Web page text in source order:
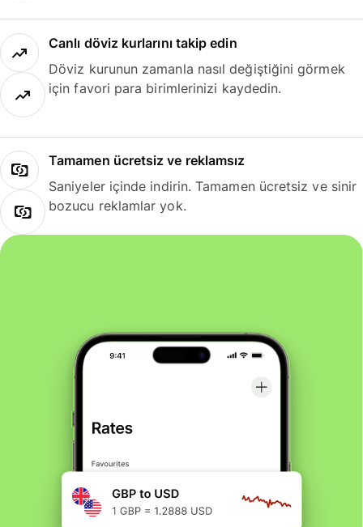
Canlı döviz kurlarını takip edin
Döviz kurunun zamanla nasıl değiştiğini görmek
için favori para birimlerinizi kaydedin.
Tamamen ücretsiz ve reklamsız
Saniyeler içinde indirin. Tamamen ücretsiz ve sinir
bozucu reklamlar yok.